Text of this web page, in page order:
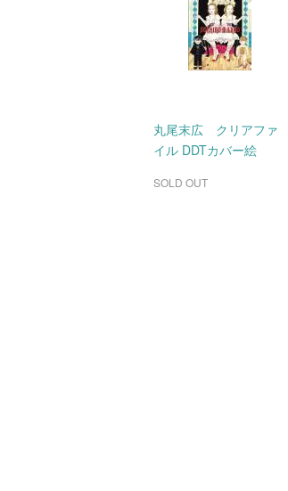
丸尾末広 クリアファ
イル DDTカバー絵
SOLD OUT